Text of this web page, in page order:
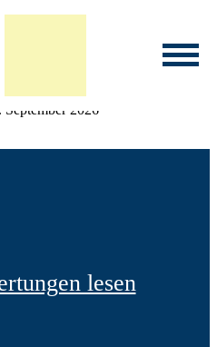
September 2026